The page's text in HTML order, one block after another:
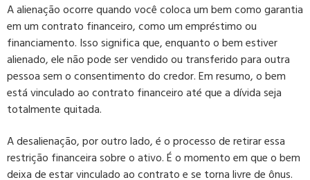
A alienação ocorre quando você coloca um bem como garantia
em um contrato financeiro, como um empréstimo ou
financiamento. Isso significa que, enquanto o bem estiver
alienado, ele não pode ser vendido ou transferido para outra
pessoa sem o consentimento do credor. Em resumo, o bem
está vinculado ao contrato financeiro até que a dívida seja
totalmente quitada.
A desalienação, por outro lado, é o processo de retirar essa
restrição financeira sobre o ativo. É o momento em que o bem
deixa de estar vinculado ao contrato e se torna livre de ônus.